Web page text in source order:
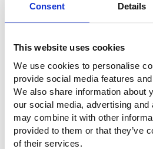
Consent Details
This website uses cookies
We use cookies to personalise
provide social media features
We also share information about
our social media, advertising
may combine it with other
provided to them or that they’ve
of their services.